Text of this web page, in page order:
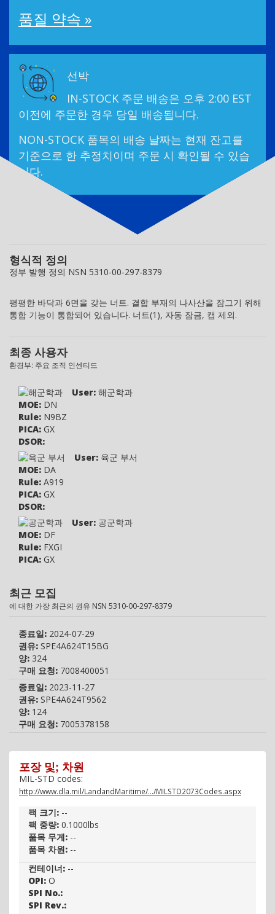
품질 약속 »
선박
IN-STOCK 주문 배송은 오후 2:00 EST
이전에 주문한 경우 당일 배송됩니다.
NON-STOCK 품목의 배송 날짜는 현재 잔고를
기준으로 한 추정치이며 주문 시 확인될 수 있습
니다.
형식적 정의
정부 발행 정의 NSN 5310-00-297-8379
평평한 바닥과 6면을 갖는 너트. 결합 부재의 나사산을 잠그기 위해
통합 기능이 통합되어 있습니다. 너트(1), 자동 잠금, 캡 제외.
최종 사용자
환경부: 주요 조직 인센티드
User: 해군학과
MOE: DN
Rule: N9BZ
PICA: GX
DSOR:
User: 육군 부서
MOE: DA
Rule: A919
PICA: GX
DSOR:
User: 공군학과
MOE: DF
Rule: FXGI
PICA: GX
MOE:DM
Rule: MC47
DSOR:
User: 오스트리아
MOE:WB
Rule:WB01
PICA:WB
DSOR:
MOE:WP
PICA:WP
DSOR:
User:
MOE:YA
Rule:YA01
PICA:YA
DSOR:
User:
MOE:YB
Rule:YB01
PICA:YB
DSOR:
최근 모집
에 대한 가장 최근의 권유 NSN 5310-00-297-8379
종료일: 2024-07-29
권유: SPE4A624T15BG
양: 324
구매 요청: 7008400051
종료일: 2023-11-27
권유: SPE4A624T9562
양: 124
구매 요청: 7005378158
포장 및; 차원
MIL-STD codes:
http://www.dla.mil/LandandMaritime/.../MILSTD2073Codes.aspx
팩 크기: --
팩 중량: 0.1000lbs
품목 무게: --
품목 차원: --
컨테이너: --
OPI: O
SPI No.:
SPI Rev.: